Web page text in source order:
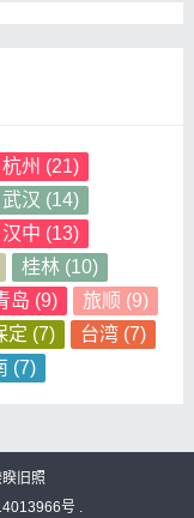
杭州 (21)
武汉 (14)
汉中 (13)
桂林(10)
岛 (9) 旅顺 (9)
定 (7) 台湾(7)
(7)
睽旧照
号 .